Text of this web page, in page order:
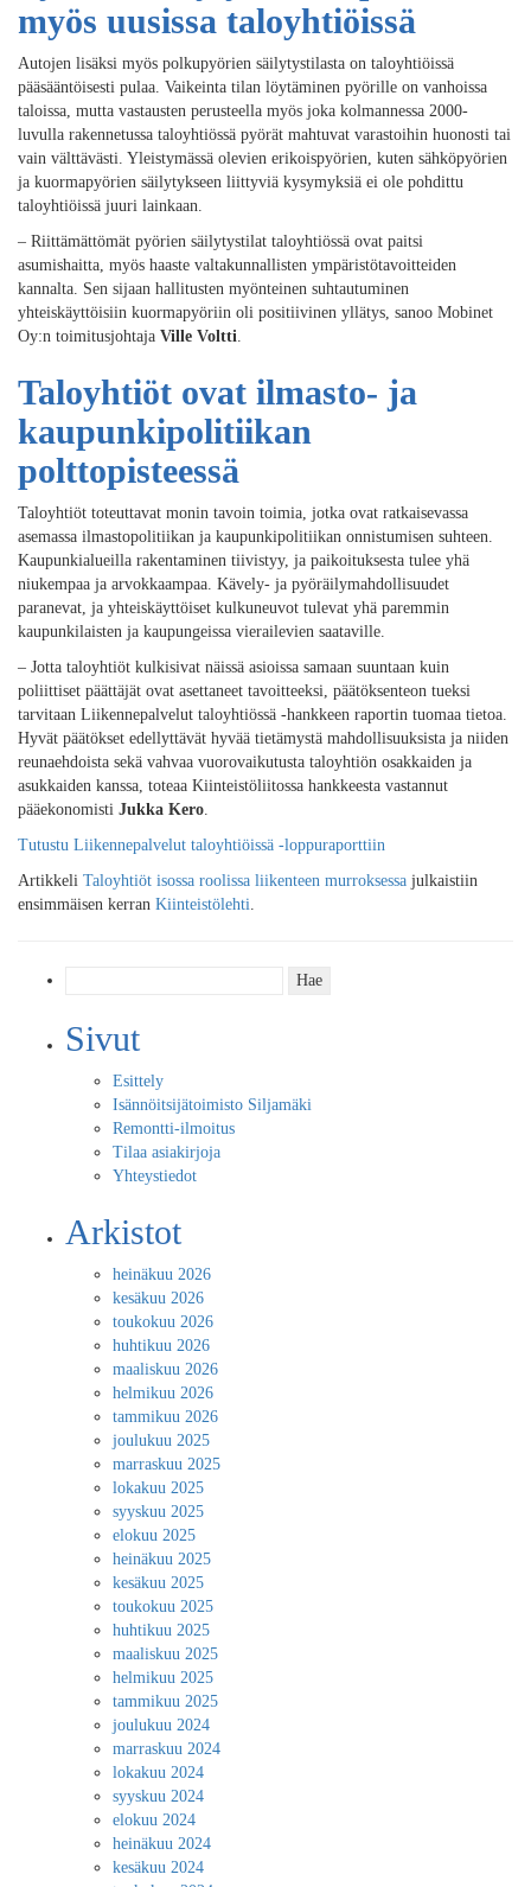
myös uusissa taloyhtiöissä
Autojen lisäksi myös polkupyörien säilytystilasta on taloyhtiöissä
pääsääntöisesti pulaa. Vaikeinta tilan löytäminen pyörille on vanhoissa
taloissa, mutta vastausten perusteella myös joka kolmannessa 2000-
luvulla rakennetussa taloyhtiössä pyörät mahtuvat varastoihin huonosti tai
vain välttävästi. Yleistymässä olevien erikoispyörien, kuten sähköpyörien
ja kuormapyörien säilytykseen liittyviä kysymyksiä ei ole pohdittu
taloyhtiöissä juuri lainkaan.
– Riittämättömät pyörien säilytystilat taloyhtiössä ovat paitsi
asumishaitta, myös haaste valtakunnallisten ympäristötavoitteiden
kannalta. Sen sijaan hallitusten myönteinen suhtautuminen
yhteiskäyttöisiin kuormapyöriin oli positiivinen yllätys, sanoo Mobinet
Oy:n toimitusjohtaja Ville Voltti.
Taloyhtiöt ovat ilmasto- ja
kaupunkipolitiikan
polttopisteessä
Taloyhtiöt toteuttavat monin tavoin toimia, jotka ovat ratkaisevassa
asemassa ilmastopolitiikan ja kaupunkipolitiikan onnistumisen suhteen.
Kaupunkialueilla rakentaminen tiivistyy, ja paikoituksesta tulee yhä
niukempaa ja arvokkaampaa. Kävely- ja pyöräilymahdollisuudet
paranevat, ja yhteiskäyttöiset kulkuneuvot tulevat yhä paremmin
kaupunkilaisten ja kaupungeissa vierailevien saataville.
– Jotta taloyhtiöt kulkisivat näissä asioissa samaan suuntaan kuin
poliittiset päättäjät ovat asettaneet tavoitteeksi, päätöksenteon tueksi
tarvitaan Liikennepalvelut taloyhtiössä -hankkeen raportin tuomaa tietoa.
Hyvät päätökset edellyttävät hyvää tietämystä mahdollisuuksista ja niiden
reunaehdoista sekä vahvaa vuorovaikutusta taloyhtiön osakkaiden ja
asukkaiden kanssa, toteaa Kiinteistöliitossa hankkeesta vastannut
pääekonomisti Jukka Kero.
Tutustu Liikennepalvelut taloyhtiöissä -loppuraporttiin
Artikkeli Taloyhtiöt isossa roolissa liikenteen murroksessa julkaistiin
ensimmäisen kerran Kiinteistölehti.
Sivut
Esittely
Isännöitsijätoimisto Siljamäki
Remontti-ilmoitus
Tilaa asiakirjoja
Yhteystiedot
Arkistot
heinäkuu 2026
kesäkuu 2026
toukokuu 2026
huhtikuu 2026
maaliskuu 2026
helmikuu 2026
tammikuu 2026
joulukuu 2025
marraskuu 2025
lokakuu 2025
syyskuu 2025
elokuu 2025
heinäkuu 2025
kesäkuu 2025
toukokuu 2025
huhtikuu 2025
maaliskuu 2025
helmikuu 2025
tammikuu 2025
joulukuu 2024
marraskuu 2024
lokakuu 2024
syyskuu 2024
elokuu 2024
heinäkuu 2024
kesäkuu 2024